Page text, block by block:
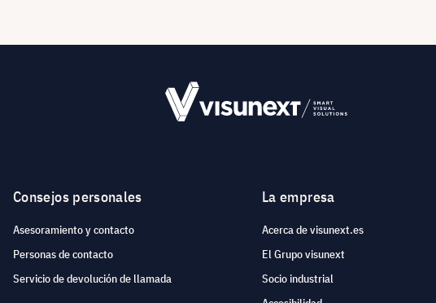
Consejos personales
Asesoramiento y contacto
Personas de contacto
Servicio de devolución de llamada
La empresa
Acerca de visunext.es
El Grupo visunext
Socio industrial